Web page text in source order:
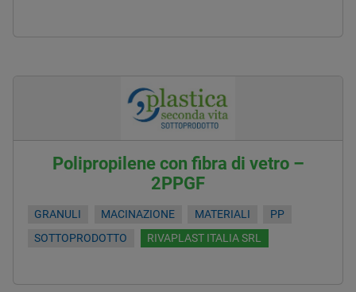
Polipropilene con fibra di vetro –
2PPGF
GRANULI MACINAZIONE MATERIALI
PP
SOTTOPRODOTTO
RIVAPLAST ITALIA SRL